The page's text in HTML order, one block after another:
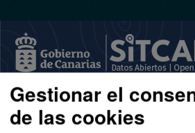
Conjuntos de datos
Gestionar el
de las cookies